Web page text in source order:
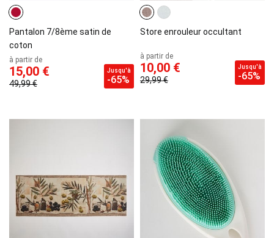
Pantalon 7/8ème satin de
coton
à partir de
15,00 €
49,99 €
Jusqu'à
-65%
Store enrouleur occultant
à partir de
10,00 €
29,99 €
Jusqu'à
-65%